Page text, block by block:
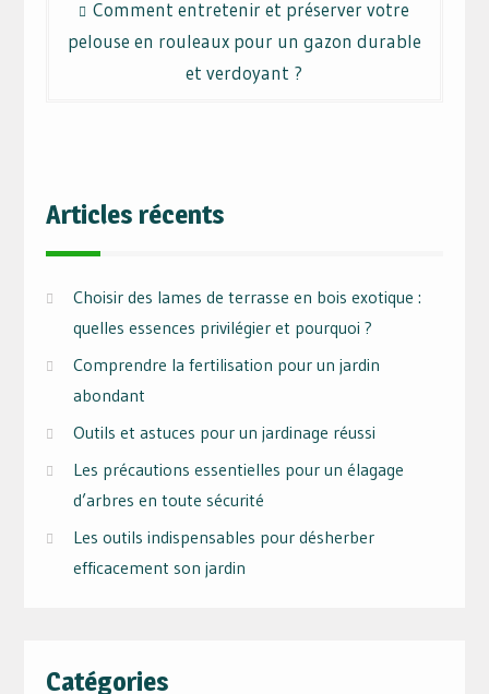
l’article
Comment entretenir et préserver votre
pelouse en rouleaux pour un gazon durable
et verdoyant ?
Articles récents
Choisir des lames de terrasse en bois exotique :
quelles essences privilégier et pourquoi ?
Comprendre la fertilisation pour un jardin
abondant
Outils et astuces pour un jardinage réussi
Les précautions essentielles pour un élagage
d’arbres en toute sécurité
Les outils indispensables pour désherber
efficacement son jardin
Catégories